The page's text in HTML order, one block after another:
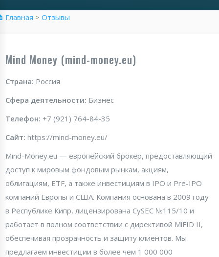
Главная > Отзывы
Mind Money (mind-money.eu)
Страна: Россия
Сфера деятельности: Бизнес
Телефон: +7 (921) 764-84-35
Сайт: https://mind-money.eu/
Mind-Money.eu — европейский брокер, предоставляющий
доступ к мировым фондовым рынкам, акциям,
облигациям, ETF, а также инвестициям в IPO и Pre-IPO
компаний Европы и США. Компания основана в 2009 году
в Республике Кипр, лицензирована CySEC №115/10 и
работает в полном соответствии с директивой MiFID II,
обеспечивая прозрачность и защиту клиентов. Мы
предлагаем инвестиции в более чем 1 000 000